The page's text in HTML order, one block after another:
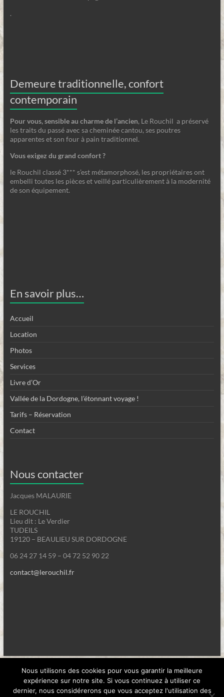
.
Demeure traditionnelle, confort
contemporain
Pour vous, sensible au charme de l’ancien, Le Rouchil a préservé
les traits du passé avec sa cheminée cantou, ses poutres
apparentes et son four à pain traditionnel.
Vous exigez du grand confort ?
le Rouchil classé 3*** s’est métamorphosé, les propriétaires ont
embelli toutes les pièces et veillé particulièrement à la modernité
de son équipement.
En savoir plus…
Accueil
Location
Photos
Services
Livre d’Or
Vallée de la Dordogne, l’étonnant voyage !
Tarifs – Réservation
Contact
Nous contacter
Jacques MALAURIE
LE ROUCHIL
Lieu dit : Le Verdier
TUDEILS
19120 – BEAULIEU SUR DORDOGNE
06 24 27 14 59 – 04 72 52 90 22
contact@lerouchil.fr
Copyright 2018 - Tous droits réservés - Le Rouchil "/Mentions
légales
Nous utilisons des cookies pour vous garantir la meilleure
expérience sur notre site. Si vous continuez à utiliser ce
dernier, nous considérerons que vous acceptez l'utilisation des